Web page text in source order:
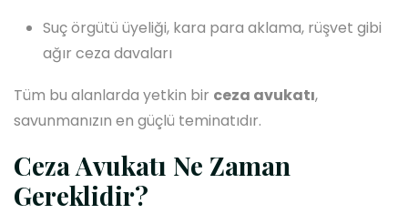
Suç örgütü üyeliği, kara para aklama, rüşvet gibi
ağır ceza davaları
Tüm bu alanlarda yetkin bir ceza avukatı,
savunmanızın en güçlü teminatıdır.
Ceza Avukatı Ne Zaman
Gereklidir?